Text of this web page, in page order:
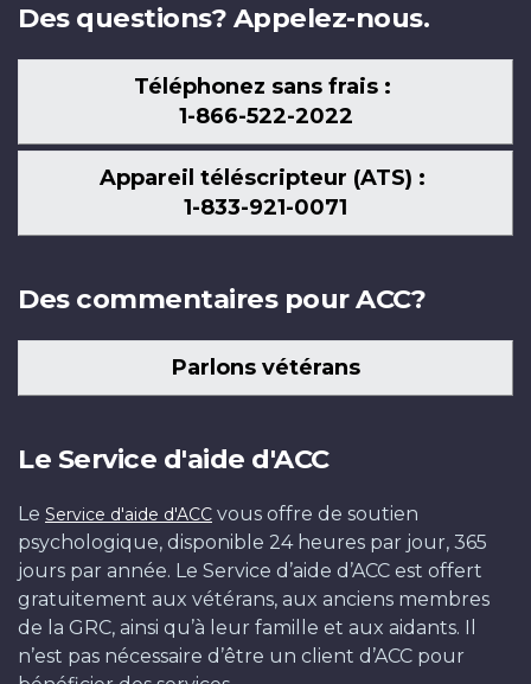
Des questions? Appelez-nous.
Téléphonez sans frais :
1-866-522-2022
Appareil téléscripteur (ATS) :
1-833-921-0071
Des commentaires pour ACC?
Parlons vétérans
Le Service d'aide d'ACC
Le Service d'aide d'ACC vous offre de soutien
psychologique, disponible 24 heures par jour, 365
jours par année. Le Service d’aide d’ACC est offert
gratuitement aux vétérans, aux anciens membres
de la GRC, ainsi qu’à leur famille et aux aidants. Il
n’est pas nécessaire d’être un client d’ACC pour